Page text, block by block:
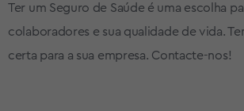
Ter um Seguro de Saúde é uma escolha
colaboradores e sua qualidade de vida.
certa para a sua empresa. Contacte-nos!